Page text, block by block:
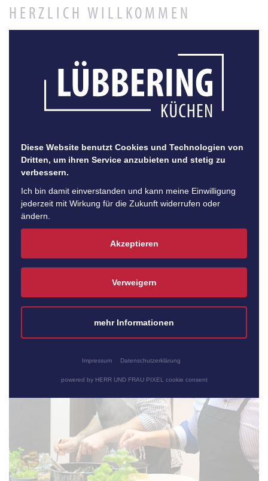
HERZLICH WILLKOMMEN
Kochschule
Verbringen Sie hier gemütliche Stunden besonderer
netten Menschen, Freunden, der Familie oder
Geschäftspartnern kulinarische Abenteuer zu erleben.
Genießen Sie ein traumhaftes 4-Gänge-Menü, das Sie
zuvor gemeinsam zubereitet haben!
Diese Website benutzt Cookies und Technologien von
Dritten, um ihren Service anzubieten und stetig zu
verbessern.
Ich bin damit einverstanden und kann meine Einwilligung
jederzeit mit Wirkung für die Zukunft widerrufen oder
ändern.
Akzeptieren
Verweigern
mehr Informationen
Impressum Datenschutzerklärung
powered by HERR UND FRAU PIXEL cookie consent